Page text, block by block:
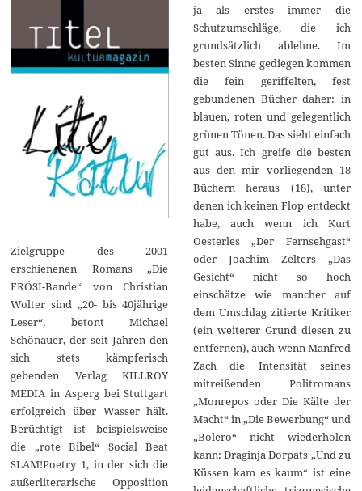
Zielgruppe des 2001
erschienenen Romans „Die
FRÖSI-Bande“ von Christian
Wolter sind „20- bis 40jährige
Leser“, betont Michael
Schönauer, der seit Jahren den
sich stets kämpferisch
gebenden Verlag KILLROY
MEDIA in Asperg bei Stuttgart
erfolgreich über Wasser hält.
Berüchtigt ist beispielsweise
die „rote Bibel“ Social Beat
SLAM!Poetry 1, in der sich die
außerliterarische Opposition
ja als erstes immer die
Schutzumschläge, die ich
grundsätzlich ablehne. Im
besten Sinne gediegen kommen
die fein geriffelten, fest
gebundenen Bücher daher: in
blauen, roten und gelegentlich
grünen Tönen. Das sieht einfach
gut aus. Ich greife die besten
aus den mir vorliegenden 18
Büchern heraus (18), unter
denen ich keinen Flop entdeckt
habe, auch wenn ich Kurt
Oesterles „Der Fernsehgast“
oder Joachim Zelters „Das
Gesicht“ nicht so hoch
einschätze wie mancher auf
dem Umschlag zitierte Kritiker
(ein weiterer Grund diesen zu
entfernen), auch wenn Manfred
Zach die Intensität seines
mitreißenden Politromans
„Monrepos oder Die Kälte der
Macht“ in „Die Bewerbung“ und
„Bolero“ nicht wiederholen
kann: Draginja Dorpats „Und zu
Küssen kam es kaum“ ist eine